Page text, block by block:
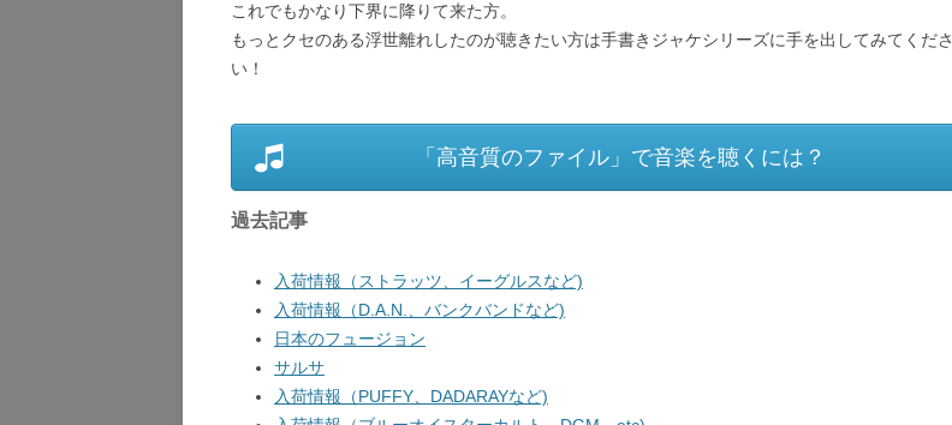
これでもかなり下界に降りて来た方。
もっとクセのある浮世離れしたのが聴きたい方は手書きジャケシリーズに手を出してみてくださ
い！
「高音質のファイル」で音楽を聴くには？
過去記事
入荷情報（ストラッツ、イーグルスなど)
入荷情報（D.A.N.、バンクバンドなど)
日本のフュージョン
サルサ
入荷情報（PUFFY、DADARAYなど)